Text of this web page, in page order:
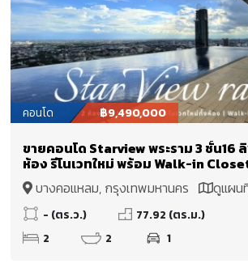
คอนโด ฿9,490,000
ขายคอนโด Starview พระราม 3 ชั้น16
ห้อง รีโนเวทใหม่ พร้อม Walk-in
บางคอแหลม, กรุงเทพมหานคร
ดูแผน
- (ตร.ว.)
77.92 (ตร.ม.)
2
2 1